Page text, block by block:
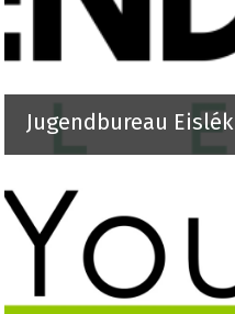
Jugendbureau Eislék